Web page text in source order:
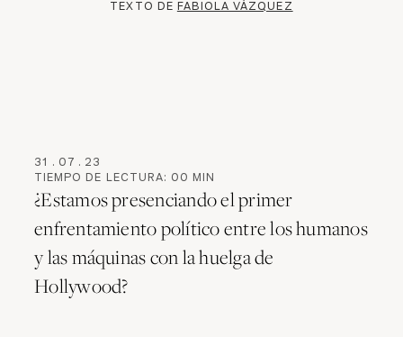
TEXTO DE FABIOLA VÁZQUEZ
31 . 07 . 23
TIEMPO DE LECTURA: 00 MIN
¿Estamos presenciando el primer
enfrentamiento político entre los humanos
y las máquinas con la huelga de
Hollywood?